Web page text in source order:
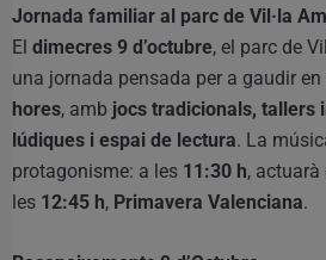
Jornada familiar al parc de Vil·la
El dimecres 9 d’octubre, el parc de
una jornada pensada per a gaudir
hores, amb jocs tradicionals, tallers
lúdiques i espai de lectura. La
protagonisme: a les 11:30 h, actuarà
les 12:45 h, Primavera Valenciana.